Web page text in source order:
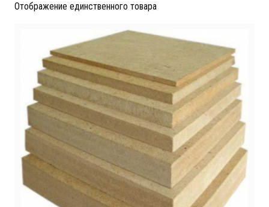
Отображение единственного товара